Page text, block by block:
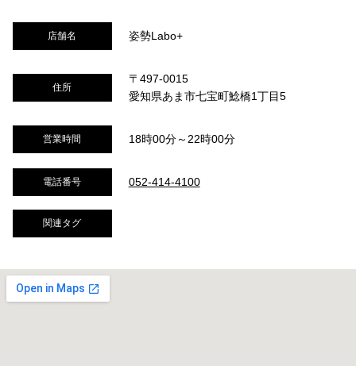
店舗名 姿勢Labo+
住所
〒497-0015
愛知県あま市七宝町鯰橋1丁目5
営業時間 18時00分～22時00分
電話番号 052-414-4100
関連タグ